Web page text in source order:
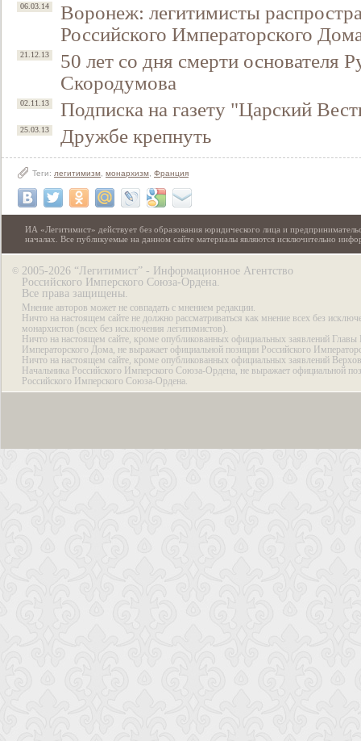
06.03.14
Воронеж: легитимисты
Российского Императорского
21.12.13
50 лет со дня смерти основателя
Скородумова
02.11.13 Подписка на газету "Царский
25.03.13 Дружбе крепнуть
Теги: легитимизм монархизм Франция
ИА «Легитимист» действует без образования юридического лица и
началах. Все публикуемые на данном сайте материалы являются исключительно
© 2005-2026 “Легитимист” - Информационное Агентство
Российского Имперского Союза-Ордена.
Все права защищены.
Мнение авторов может не совпадать с мнением редакции.
Ничто на настоящем сайте не должно рассматриваться как мнение всех без
монархистов (всех без исключения легитимистов).
Ничто на настоящем сайте, кроме опубликованных официальных заявлений Главы
Императорского Дома, не выражает официальной позиции Российского
Ничто на настоящем сайте, кроме опубликованных официальных заявлений
Начальника Российского Имперского Союза-Ордена, не выражает официальной
Российского Имперского Союза-Ордена.